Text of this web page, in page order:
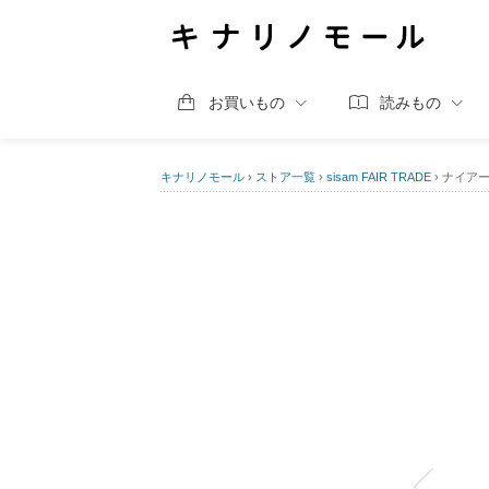
お買いもの 読みもの
キナリノモール › ストア一覧 › sisam FAIR TRADE › ナイア